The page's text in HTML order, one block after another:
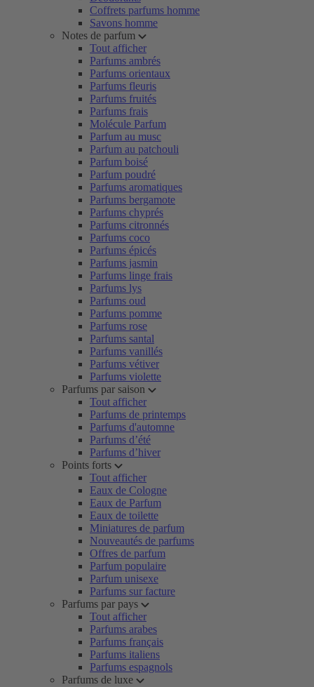
Coffrets parfums homme
Savons homme
Notes de parfum
Tout afficher
Parfums ambrés
Parfums orientaux
Parfums fleuris
Parfums fruités
Parfums frais
Molécule Parfum
Parfum au musc
Parfum au patchouli
Parfum boisé
Parfum poudré
Parfums aromatiques
Parfums bergamote
Parfums chyprés
Parfums citronnés
Parfums coco
Parfums épicés
Parfums jasmin
Parfums linge frais
Parfums lys
Parfums oud
Parfums pomme
Parfums rose
Parfums santal
Parfums vanillés
Parfums vétiver
Parfums violette
Parfums par saison
Tout afficher
Parfums de printemps
Parfums d'automne
Parfums d’été
Parfums d’hiver
Points forts
Tout afficher
Eaux de Cologne
Eaux de Parfum
Eaux de toilette
Miniatures de parfum
Nouveautés de parfums
Offres de parfum
Parfum populaire
Parfum unisexe
Parfums sur facture
Parfums par pays
Tout afficher
Parfums arabes
Parfums français
Parfums italiens
Parfums espagnols
Parfums de luxe